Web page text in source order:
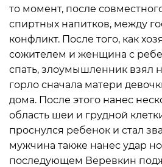
то момент, после
спиртных напитков, между
конфликт. После того, как
сожителем и женщина с
спать, злоумышленник взял
горло сначала матери
дома. После этого нанес
область шеи и грудной
проснулся ребенок и стал
мужчина также нанес удар
последующем Веревкин